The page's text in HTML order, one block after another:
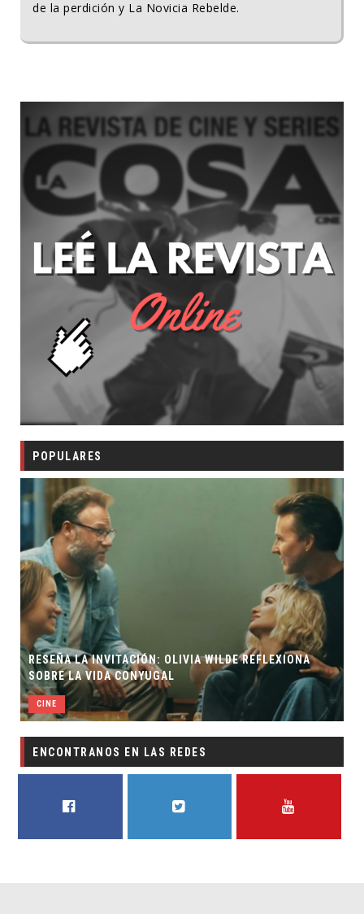
de la perdición y La Novicia Rebelde.
POPULARES
RESEÑA LA INVITACIÓN: OLIVIA WILDE REFLEXIONA
SOBRE LA VIDA CONYUGAL
CINE
ENCONTRANOS EN LAS REDES